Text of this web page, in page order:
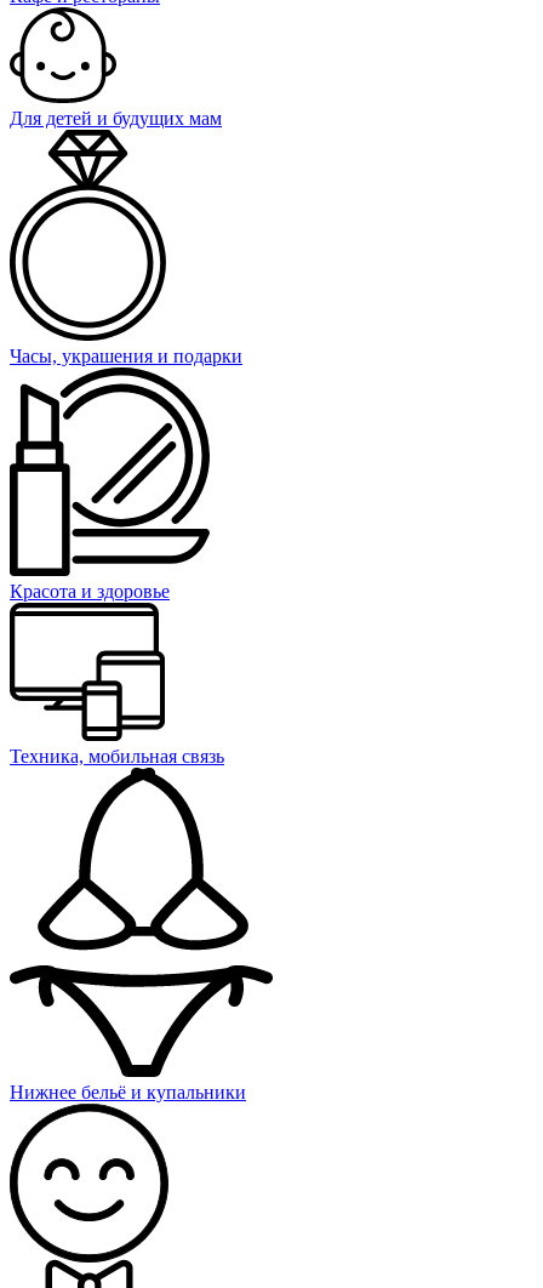
Для детей и будущих мам
Часы, украшения и подарки
Красота и здоровье
Техника, мобильная связь
Нижнее бельё и купальники